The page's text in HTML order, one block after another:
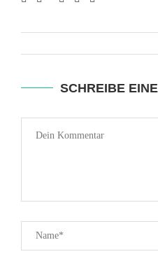
SCHREIBE